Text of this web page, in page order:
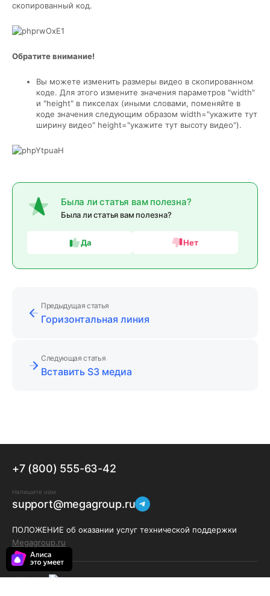
скопированный код.
Обратите внимание!
Вы можете изменить размеры видео в скопированном
коде. Для этого измените значения параметров "width"
и "height" в пикселах (иными словами, поменяйте в
коде значения следующим образом width="укажите тут
ширину видео" height="укажите тут высоту видео").
Была ли статья вам полезна?
Была ли статья вам полезна?
Да Нет
Предыдущая статья
Горизонтальная линия
Следующая статья
Вставить S3 медиа
+7 (800) 555-63-42
Напишите нам
support@megagroup.ru
ПОЛОЖЕНИЕ об оказании услуг технической поддержки
Megagroup.ru
1997 - 2026 Политика конфиденциальности